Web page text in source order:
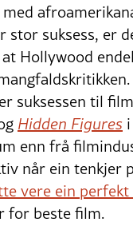
stor suksess, er
Hollywood
suksessen til
Hidden Figures
enn frå
når ein tenkjer
vere ein
for beste film.